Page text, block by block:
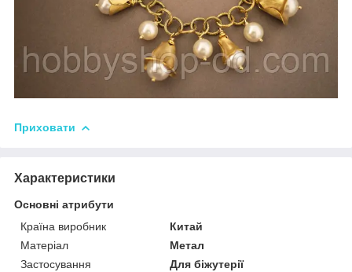
Приховати
Характеристики
Основні атрибути
Країна виробник
Китай
Матеріал
Метал
Застосування
Для біжутерії